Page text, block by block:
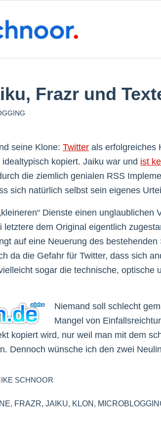
Frazr und
seine Klone: Twitter als erfolgreiches
idealtypisch kopiert. Jaiku war und ist
die ziemlich genialen RSS
sich natürlich selbst sein eigenes
Dienste einen unglaublichen
letztere dem Original eigentlich
auf eine Neuerung des
da die Gefahr für Twitter, dass sich
sogar die technische, optische
Niemand soll schlecht
Mangel von
kopiert wird, nur weil man mit dem
Dennoch wünsche ich den zwei
SCHNOOR
, FRAZR, JAIKU, KLON,